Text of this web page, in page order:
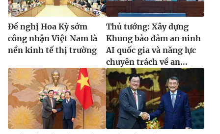
Đề nghị Hoa Kỳ sớm
công nhận Việt Nam là
nền kinh tế thị trường
Thủ tướng: Xây dựng
Khung bảo đảm an ninh
AI quốc gia và năng lực
chuyên trách về an...